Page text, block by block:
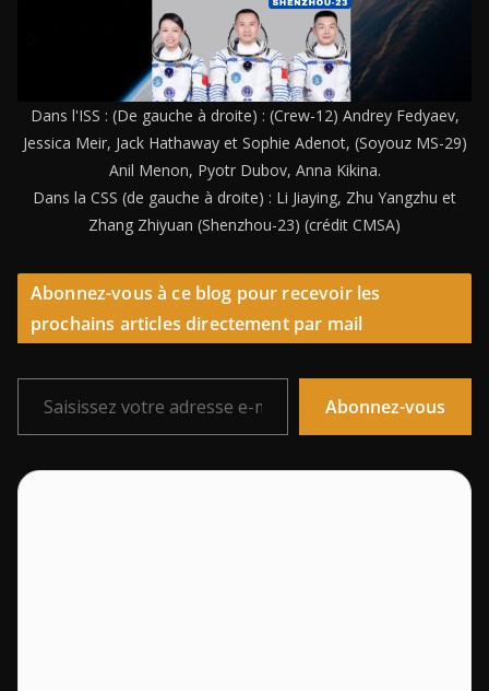
Dans l'ISS : (De gauche à droite) : (Crew-12) Andrey Fedyaev,
Jessica Meir, Jack Hathaway et Sophie Adenot, (Soyouz MS-29)
Anil Menon, Pyotr Dubov, Anna Kikina.
Dans la CSS (de gauche à droite) : Li Jiaying, Zhu Yangzhu et
Zhang Zhiyuan (Shenzhou-23) (crédit CMSA)
Abonnez-vous à ce blog pour recevoir les
prochains articles directement par mail
Saisissez votre adresse e-mail…
Abonnez-vous